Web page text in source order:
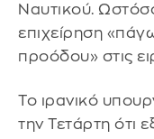
Ναυτικού.
επιχείρηση
προόδου» στις
Το ιρανικό
την Τετάρτη ότι